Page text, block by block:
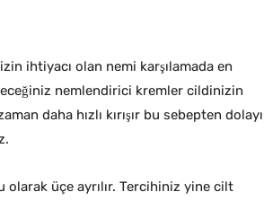
ihtiyacı olan nemi karşılamada en
nemlendirici kremler cildinizin
daha hızlı kırışır bu sebepten dolayı
olarak üçe ayrılır. Tercihiniz yine cilt